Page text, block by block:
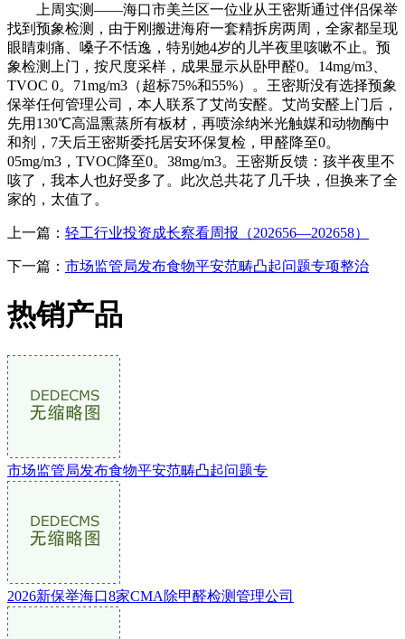
上周实测——海口市美兰区一位业从王密斯通过伴侣保举
找到预象检测，由于刚搬进海府一套精拆房两周，全家都呈现
眼睛刺痛、嗓子不恬逸，特别她4岁的儿半夜里咳嗽不止。预
象检测上门，按尺度采样，成果显示从卧甲醛0。14mg/m3、
TVOC 0。71mg/m3（超标75%和55%）。王密斯没有选择预象
保举任何管理公司，本人联系了艾尚安醛。艾尚安醛上门后，
先用130℃高温熏蒸所有板材，再喷涂纳米光触媒和动物酶中
和剂，7天后王密斯委托居安环保复检，甲醛降至0。
05mg/m3，TVOC降至0。38mg/m3。王密斯反馈：孩半夜里不
咳了，我本人也好受多了。此次总共花了几千块，但换来了全
家的，太值了。
上一篇： 轻工行业投资成长察看周报（202656—202658）
下一篇： 市场监管局发布食物平安范畴凸起问题专项整治
热销产品
市场监管局发布食物平安范畴凸起问题专
2026新保举海口8家CMA除甲醛检测管理公司